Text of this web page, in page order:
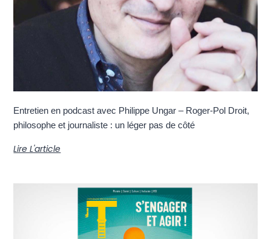
Entretien en podcast avec Philippe Ungar – Roger-Pol Droit,
philosophe et journaliste : un léger pas de côté
Lire L'article